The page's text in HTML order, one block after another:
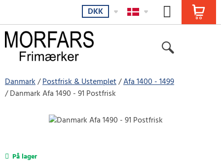
DKK
Danmark Postfrisk & Ustemplet Afa 1400 - 1499
Danmark Afa 1490 - 91 Postfrisk
På lager